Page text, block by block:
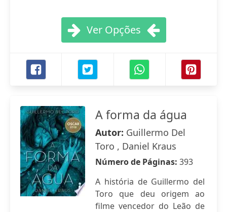
Ver Opções
A forma da água
Autor: Guillermo Del
Toro , Daniel Kraus
Número de Páginas: 393
A história de Guillermo del
Toro que deu origem ao
filme vencedor do Leão de